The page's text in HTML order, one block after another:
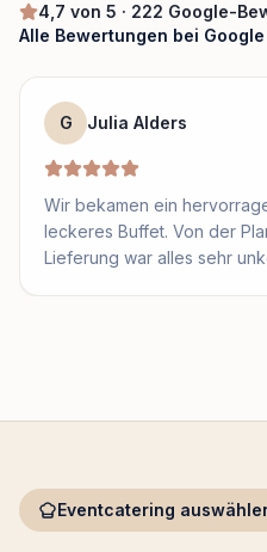
4,7 von 5 · 222 Google-
Alle Bewertungen bei
G Julia Alders
Wir bekamen ein
leckeres Buffet. Von der
Lieferung war alles sehr
Eventcatering